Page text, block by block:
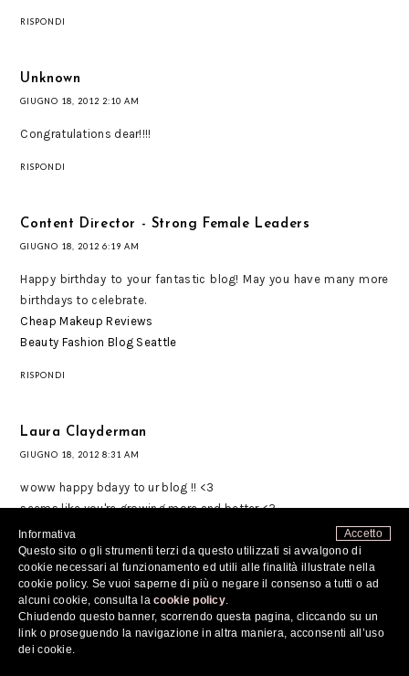
RISPONDI
Unknown
GIUGNO 18, 2012 2:10 AM
Congratulations dear!!!!
RISPONDI
Content Director - Strong Female Leaders
GIUGNO 18, 2012 6:19 AM
Happy birthday to your fantastic blog! May you have many more
birthdays to celebrate.
Cheap Makeup Reviews
Beauty Fashion Blog Seattle
RISPONDI
Laura Clayderman
GIUGNO 18, 2012 8:31 AM
woww happy bdayy to ur blog !! <3
seems like you're growing more and better <3
help mine too! i've been so bussyyy with summer hols :)
xx,
http://lalainlaland.blogspot.com/
Accetto
Informativa
Questo sito o gli strumenti terzi da questo utilizzati si avvalgono di
cookie necessari al funzionamento ed utili alle finalità illustrate nella
cookie policy. Se vuoi saperne di più o negare il consenso a tutti o ad
alcuni cookie, consulta lacookie policy.
Chiudendo questo banner, scorrendo questa pagina, cliccando su un
link o proseguendo la navigazione in altra maniera, acconsenti all’uso
dei cookie.